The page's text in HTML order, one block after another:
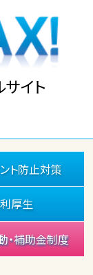
イト
ト防止対策
厚生
・補助金制度